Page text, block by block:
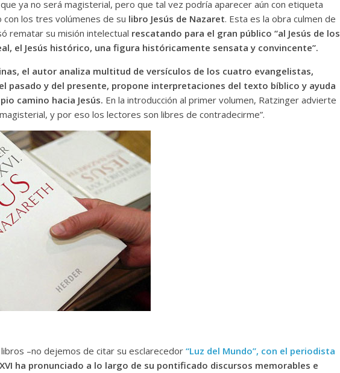
ya no será magisterial, pero que tal vez podría aparecer aún con etiqueta
los tres volúmenes de su libro Jesús de Nazaret. Esta es la obra culmen de
rematar su misión intelectual rescatando para el gran público “al Jesús de los
el Jesús histórico, una figura históricamente sensata y convincente”.
el autor analiza multitud de versículos de los cuatro evangelistas,
pasado y del presente, propone interpretaciones del texto bíblico y ayuda
camino hacia Jesús. En la introducción al primer volumen, Ratzinger advierte
y por eso los lectores son libres de contradecirme”.
–no dejemos de citar su esclarecedor “Luz del Mundo”, con el periodista
ha pronunciado a lo largo de su pontificado discursos memorables e